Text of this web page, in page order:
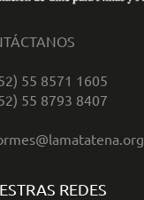
55 8571 1605
55 8793 8407
REDES